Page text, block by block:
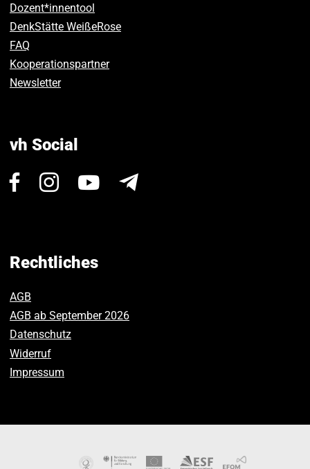
Dozent*innentool
DenkStätte WeißeRose
FAQ
Kooperationspartner
Newsletter
vh Social
Besuchen
Facebook.
Besuchen
Instagram.
Besuchen
Rechtliches
AGB
AGB ab September 2026
Datenschutz
Widerruf
Impressum